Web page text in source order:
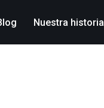
Nuestra historia